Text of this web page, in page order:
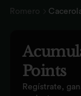
Romero
Points
Regístrate,